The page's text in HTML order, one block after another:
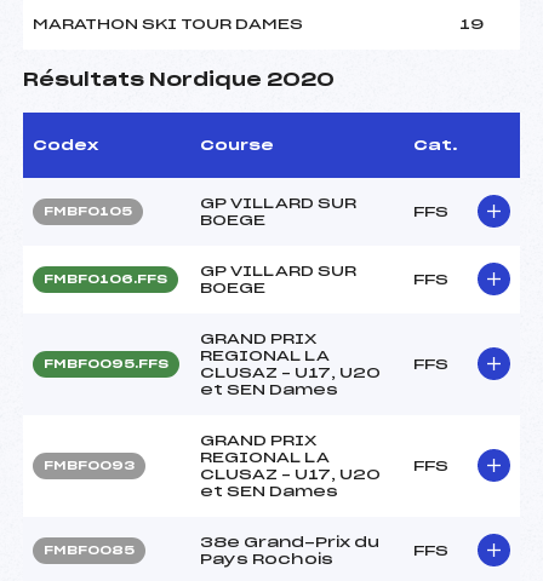
MARATHON SKI TOUR DAMES 19
Résultats Nordique 2020
Codex Course Cat.
FMBF0105
GP VILLARD SUR
BOEGE
FFS
FMBF0106.FFS
GP VILLARD SUR
BOEGE
FFS
FMBF0095.FFS
GRAND PRIX
REGIONAL LA
CLUSAZ – U17, U20
et SEN Dames
FFS
FMBF0093
GRAND PRIX
REGIONAL LA
CLUSAZ – U17, U20
et SEN Dames
FFS
FMBF0085
38e Grand-Prix du
Pays Rochois
FFS